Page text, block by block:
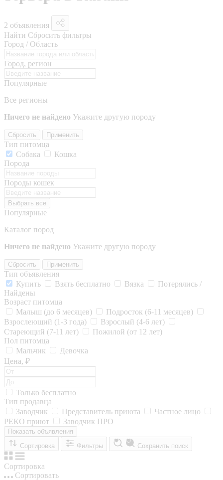
2 объявления
Найти Сбросить фильтры
Город / Область
Город, регион
Популярные
Все регионы
Ничего не найдено Укажите другую породу
Сбросить Применить
Тип питомца
Собака
Кошка
Порода
Породы кошек
Выбрать все
Популярные
Каталог пород
Ничего не найдено Укажите другую породу
Сбросить Применить
Тип объявления
Купить
Взять бесплатно Вязка
Потерялись /
Найдены
Возраст питомца
Малыш (до 6 месяцев)
Подросток (6-11 месяцев)
Взрослеющий (1-3 года)
Взрослый (4-6 лет)
Стареющий (7-11 лет)
Пожилой (от 12 лет)
Пол питомца
Мальчик
Девочка
Цена, ₽
Только бесплатно
Тип продавца
Заводчик
Представитель приюта
Частное лицо
РЕКО приют
Заводчик ПРО
Показать объявления
Сортировка
Фильтры Сохранить поиск
Сортировка
Сортировать